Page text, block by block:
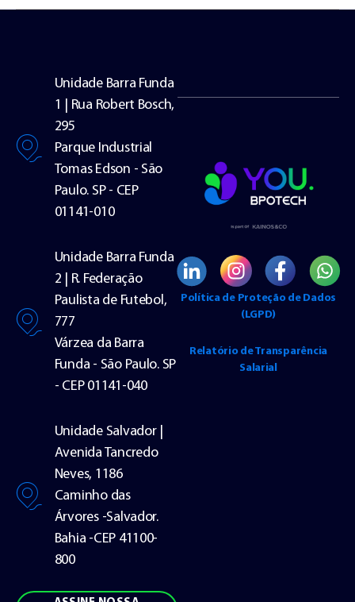
Unidade Barra Funda
1 | Rua Robert Bosch,
295
Parque Industrial
Tomas Edson - São
Paulo. SP - CEP
01141-010
Unidade Barra Funda
2 | R. Federação
Paulista de Futebol,
777
Várzea da Barra
Funda - São Paulo. SP
- CEP 01141-040
Unidade Salvador |
Avenida Tancredo
Neves, 1186
Caminho das
Árvores -Salvador.
Bahia -CEP 41100-
800
Política de Proteção de Dados
(LGPD)
Relatório de Transparência
Salarial